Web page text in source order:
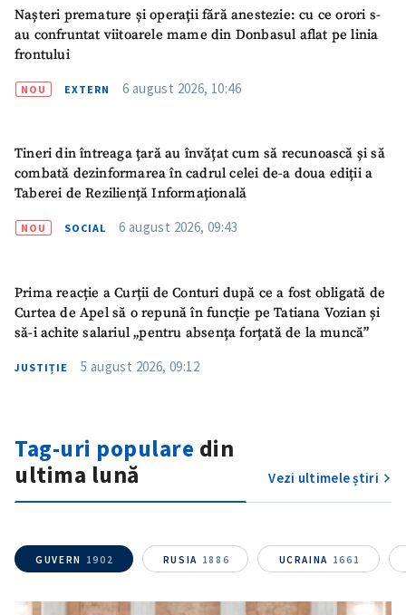
Nașteri premature și operații fără anestezie: cu ce orori s-
au confruntat viitoarele mame din Donbasul aflat pe linia
frontului
NOU EXTERN 6 august 2026, 10:46
Tineri din întreaga țară au învățat cum să recunoască și să
combată dezinformarea în cadrul celei de-a doua ediții a
Taberei de Reziliență Informațională
NOU SOCIAL 6 august 2026, 09:43
Prima reacție a Curții de Conturi după ce a fost obligată de
Curtea de Apel să o repună în funcție pe Tatiana Vozian și
să-i achite salariul „pentru absența forțată de la muncă”
JUSTIȚIE 5 august 2026, 09:12
Tag-uri populare din
ultima lună
Vezi ultimele știri
GUVERN 1902 RUSIA 1886 UCRAINA 1661
Titlu știre+ Adaugă titlu